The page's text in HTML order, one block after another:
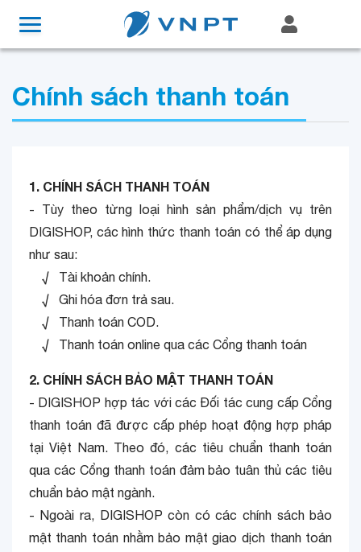
Chính sách thanh toán
1. CHÍNH SÁCH THANH TOÁN
- Tùy theo từng loại hình sản phẩm/dịch vụ trên
DIGISHOP, các hình thức thanh toán có thể áp dụng
như sau:
√ Tài khoản chính.
√ Ghi hóa đơn trả sau.
√ Thanh toán COD.
√ Thanh toán online qua các Cổng thanh toán
2. CHÍNH SÁCH BẢO MẬT THANH TOÁN
- DIGISHOP hợp tác với các Đối tác cung cấp Cổng
thanh toán đã được cấp phép hoạt động hợp pháp
tại Việt Nam. Theo đó, các tiêu chuẩn thanh toán
qua các Cổng thanh toán đảm bảo tuân thủ các tiêu
chuẩn bảo mật ngành.
- Ngoài ra, DIGISHOP còn có các chính sách bảo
mật thanh toán nhằm bảo mật giao dịch thanh toán